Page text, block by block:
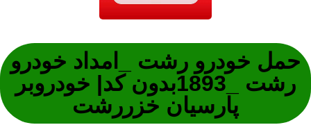
حمل خودرو رشت _امداد خودرو
رشت _1893بدون کد| خودروبر
پارسیان خزررشت